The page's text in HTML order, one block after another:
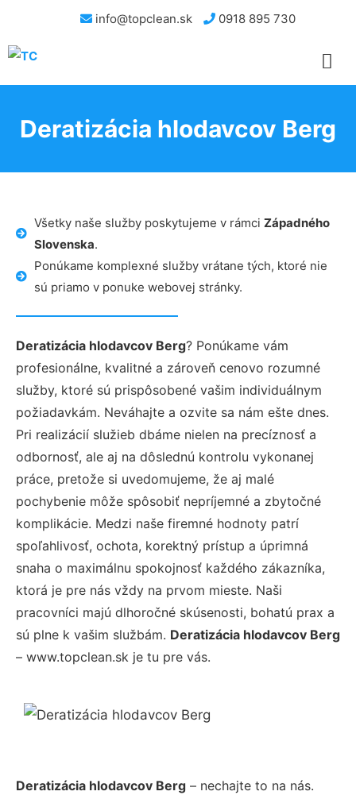
info@topclean.sk 0918 895 730
Deratizácia hlodavcov Berg
Všetky naše služby poskytujeme v rámci Západného
Slovenska.
Ponúkame komplexné služby vrátane tých, ktoré nie
sú priamo v ponuke webovej stránky.
Deratizácia hlodavcov Berg? Ponúkame vám
profesionálne, kvalitné a zároveň cenovo rozumné
služby, ktoré sú prispôsobené vašim individuálnym
požiadavkám. Neváhajte a ozvite sa nám ešte dnes.
Pri realizácií služieb dbáme nielen na precíznosť a
odbornosť, ale aj na dôslednú kontrolu vykonanej
práce, pretože si uvedomujeme, že aj malé
pochybenie môže spôsobiť nepríjemné a zbytočné
komplikácie. Medzi naše firemné hodnoty patrí
spoľahlivosť, ochota, korektný prístup a úprimná
snaha o maximálnu spokojnosť každého zákazníka,
ktorá je pre nás vždy na prvom mieste. Naši
pracovníci majú dlhoročné skúsenosti, bohatú prax a
sú plne k vašim službám. Deratizácia hlodavcov Berg
– www.topclean.sk je tu pre vás.
Deratizácia hlodavcov Berg – nechajte to na nás.